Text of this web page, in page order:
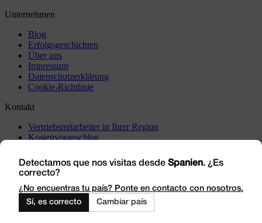
Unternehmen
Blog
Erfolgsgeschichten
Über uns
Impressum
Datenschutzerklärung
Cookie-Richtlinie
Kontakt
Vertriebsmitarbeiter in Ihrer Region
Kostenvoranschlag
Besuchen Sie uns
Arbeiten Sie mit uns
Outlet
Detectamos que nos visitas desde Spanien. ¿Es
correcto?
¿No encuentras tu país? Ponte en contacto con nosotros.
Sí, es correcto
Cambiar país